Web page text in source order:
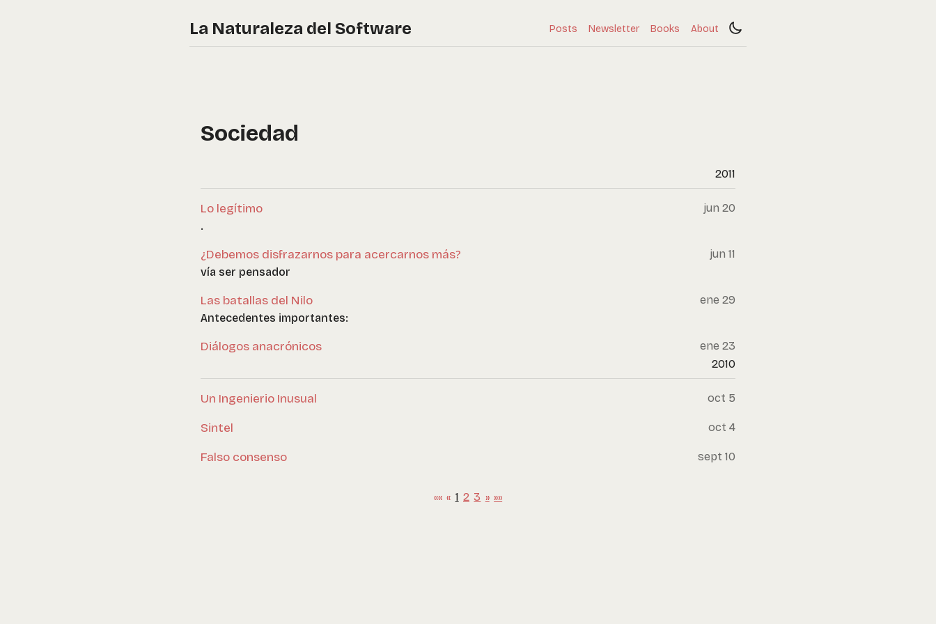
La Naturaleza del Software Posts Newsletter Books About
Sociedad
2011
Lo legítimo
jun 20
.
¿Debemos disfrazarnos para acercarnos más?
jun 11
vía ser pensador
Las batallas del Nilo
ene 29
Antecedentes importantes:
Diálogos anacrónicos
ene 23
2010
Un Ingenierio Inusual oct 5
Sintel oct 4
Falso consenso sept 10
«« « 1 2 3 » »»